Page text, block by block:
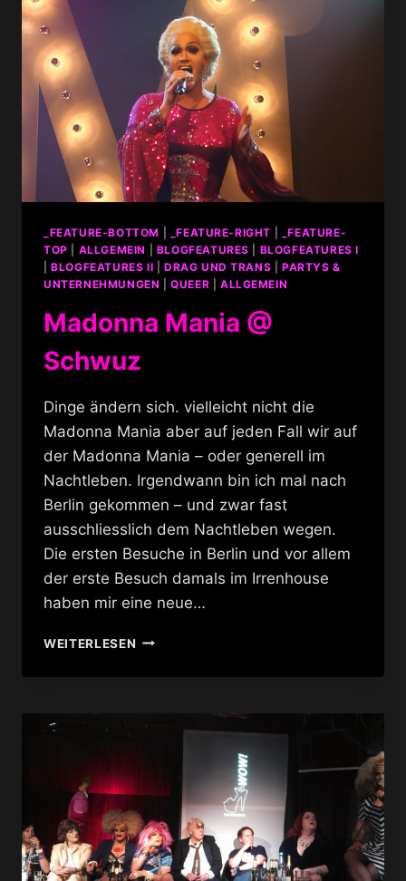
_FEATURE-BOTTOM _FEATURE-RIGHT
_FEATURE-
TOP
ALLGEMEIN BLOGFEATURES
BLOGFEATURES I
|BLOGFEATURES II DRAG UND TRANS |PARTYS &
UNTERNEHMUNGEN |QUEER ALLGEMEIN
Madonna Mania @
Schwuz
Dinge ändern sich. vielleicht nicht die
Madonna Mania aber auf jeden Fall wir auf
der Madonna Mania – oder generell im
Nachtleben. Irgendwann bin ich mal nach
Berlin gekommen – und zwar fast
ausschliesslich dem Nachtleben wegen.
Die ersten Besuche in Berlin und vor allem
der erste Besuch damals im Irrenhouse
haben mir eine neue…
WEITERLESENMADONNA
@